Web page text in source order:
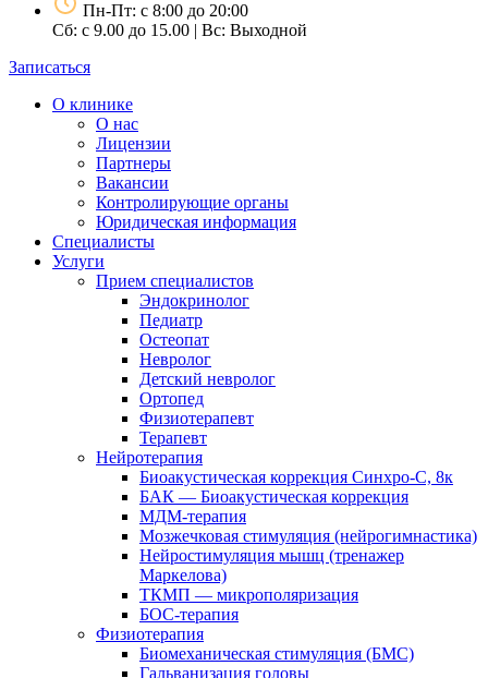
Пн-Пт: с 8:00 до 20:00
Сб: с 9.00 до 15.00 | Вс: Выходной
Записаться
О клинике
О нас
Лицензии
Партнеры
Вакансии
Контролирующие органы
Юридическая информация
Специалисты
Услуги
Прием специалистов
Эндокринолог
Педиатр
Остеопат
Невролог
Детский невролог
Ортопед
Физиотерапевт
Терапевт
Нейротерапия
Биоакустическая коррекция Синхро-С, 8к
БАК — Биоакустическая коррекция
МДМ-терапия
Мозжечковая стимуляция (нейрогимнастика)
Нейростимуляция мышц (тренажер
Маркелова)
ТКМП — микрополяризация
БОС-терапия
Физиотерапия
Биомеханическая стимуляция (БМС)
Гальванизация головы